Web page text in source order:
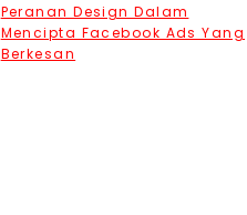
Peranan Design Dalam
Mencipta Facebook Ads Yang
Berkesan